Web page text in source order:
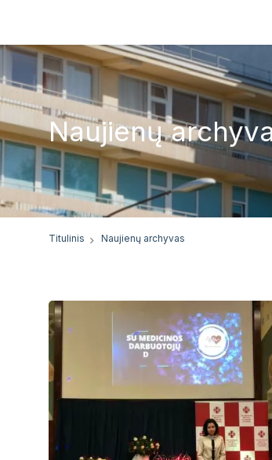
Naujienų
Titulinis Naujienų archyvas